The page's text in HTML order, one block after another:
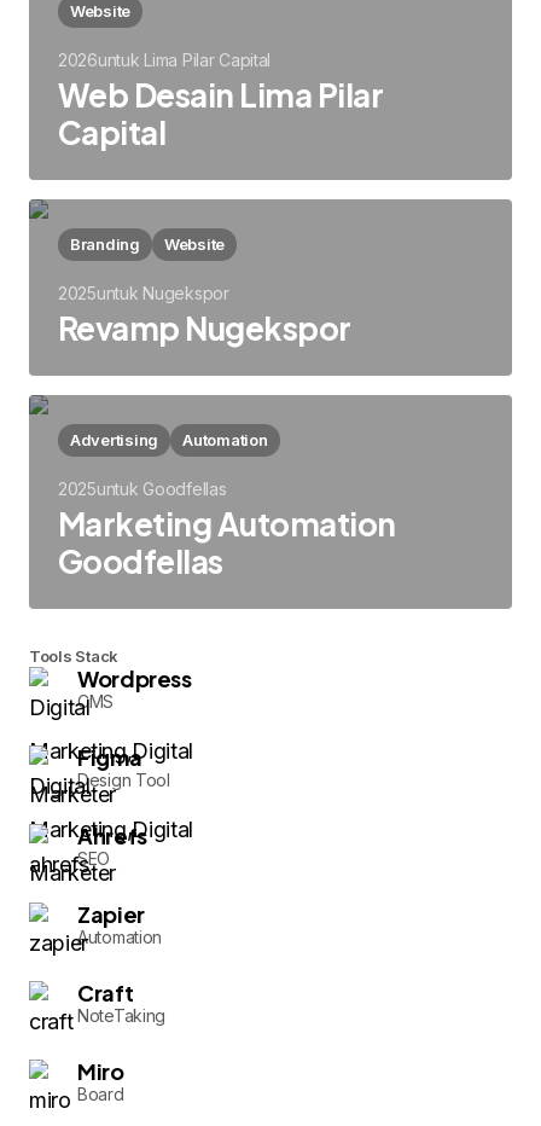
2026untuk Lima Pilar Capital
Web Desain Lima Pilar
Capital
Website
2025untuk Nugekspor
Revamp Nugekspor
Branding Website
2025untuk Goodfellas
Marketing Automation
Goodfellas
Advertising Automation
Tools Stack
Wordpress
CMS
Figma
Design Tool
Ahrefs
SEO
Zapier
Automation
Craft
NoteTaking
Miro
Board